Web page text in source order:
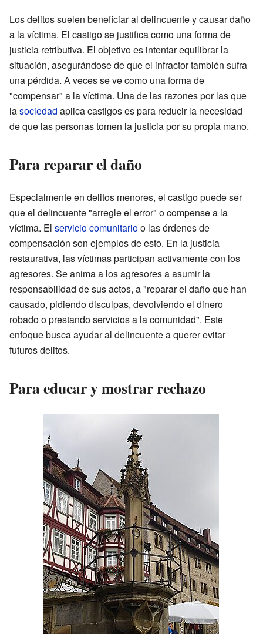
Los delitos suelen beneficiar al delincuente y causar daño
a la víctima. El castigo se justifica como una forma de
justicia retributiva. El objetivo es intentar equilibrar la
situación, asegurándose de que el infractor también sufra
una pérdida. A veces se ve como una forma de
"compensar" a la víctima. Una de las razones por las que
lasociedad aplica castigos es para reducir la necesidad
de que las personas tomen la justicia por su propia mano.
Para reparar el daño
Especialmente en delitos menores, el castigo puede ser
que el delincuente "arregle el error" o compense a la
víctima. El servicio comunitarioo las órdenes de
compensación son ejemplos de esto. En la justicia
restaurativa, las víctimas participan activamente con los
agresores. Se anima a los agresores a asumir la
responsabilidad de sus actos, a "reparar el daño que han
causado, pidiendo disculpas, devolviendo el dinero
robado o prestando servicios a la comunidad". Este
enfoque busca ayudar al delincuente a querer evitar
futuros delitos.
Para educar y mostrar rechazo